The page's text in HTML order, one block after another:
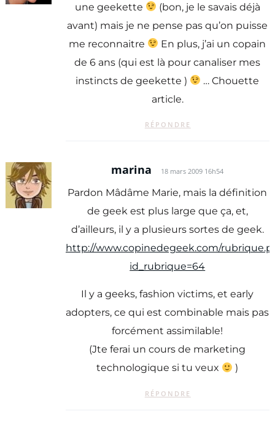
une geekette
(bon, je le savais déjà
avant) mais je ne pense pas qu’on puisse
me reconnaitre
En plus, j’ai un copain
de 6 ans (qui est là pour canaliser mes
instincts de geekette )
… Chouette
article.
RÉPONDRE
marina 18 mars 2009 16h54
Pardon Mâdâme Marie, mais la définition
de geek est plus large que ça, et,
d’ailleurs, il y a plusieurs sortes de geek.
http://www.copinedegeek.com/
id_rubrique=64
Il y a geeks, fashion victims, et early
adopters, ce qui est combinable mais pas
forcément assimilable!
(Jte ferai un cours de marketing
technologique si tu veux
)
RÉPONDRE